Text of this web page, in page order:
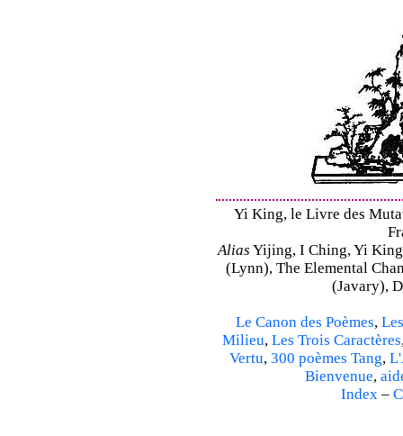
Yi King, le Livre des
Alias Yijing, I Ching, Yi
(Lynn), The Elemental
(Javary),
Le Canon des Poèmes,
Milieu, Les Trois Caractères
Vertu, 300 poèmes Tang,
Bienvenue,
Index–